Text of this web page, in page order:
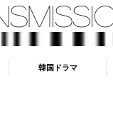
韓国ドラマ